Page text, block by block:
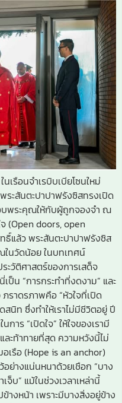
รือนจำเรบิบเบียโซนใหม่
ระสันตะปาปาฟรังซิสทรงเปิด
บพระคุณให้กับผู้ถูกจองจำ ณ
(Open doors, open
แล้ว พระสันตะปาปาฟรังซิส
ในวัดน้อย ในบทเทศน์
ะวัติศาสตร์ของการเสด็จ
ป็น “การกระทำที่งดงาม” และ
ราดรภาพคือ “หัวใจที่เปิด
สนิท ซึ่งทำให้เราไม่มีชีวิตอยู่ ปี
าร “เปิดใจ” ให้ใจของเรามี
ละท้าทายที่สุด ความหวังนี้ไม่
เรือ (Hope is an anchor)
ย่างแน่นหนาด้วยเชือก “บาง
จ็บ” แม้ในช่วงเวลาเหล่านี้
างหน้า เพราะมีบางสิ่งอยู่ข้าง